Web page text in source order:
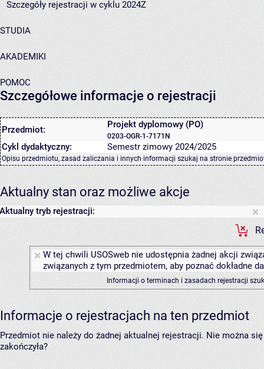
Szczegóły rejestracji w cyklu 2024Z
STUDIA
AKADEMIKI
POMOC
Szczegółowe informacje o rejestracji
Przedmiot: Projekt dyplomowy (PO)
0203-OGR-1-7171N
Cykl dydaktyczny: Semestr zimowy 2024/2025
Opisu przedmiotu, zasad zaliczania i innych informacji szukaj na stronie
Aktualny stan oraz możliwe akcje
Aktualny tryb rejestracji:
W tej chwili USOSweb nie udostępnia żadnej akcji
związanych z tym przedmiotem, aby poznać dokładne
Informacji o terminach i zasadach rejestracji
Informacje o rejestracjach na ten przedmiot
Przedmiot nie należy do żadnej aktualnej rejestracji. Nie można
zakończyła?